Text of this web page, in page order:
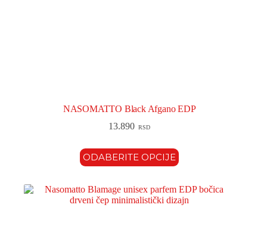
NASOMATTO Black Afgano EDP
13.890 RSD
ODABERITE OPCIJE